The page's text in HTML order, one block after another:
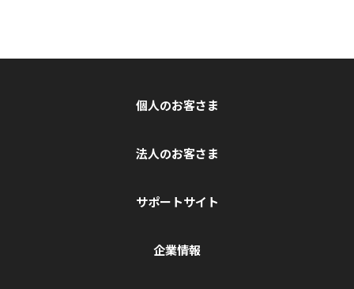
個人のお客さま
法人のお客さま
サポートサイト
企業情報